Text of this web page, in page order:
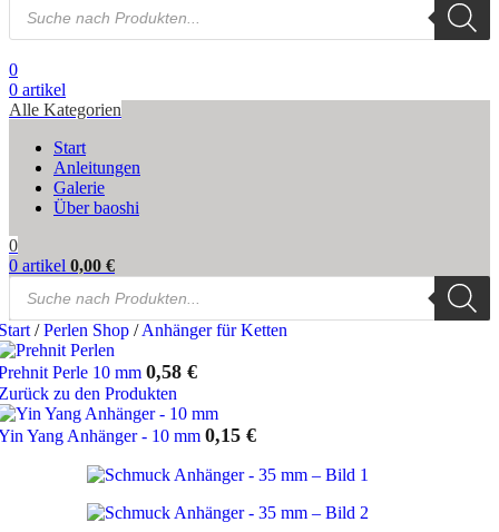
search
0
0 artikel
Alle Kategorien
Start
Anleitungen
Galerie
Über baoshi
0
0 artikel 0,00 €
Products
search
/ Perlen Shop / Anhänger für Ketten
Perle 10 mm 0,58 €
zu den Produkten
Yang Anhänger - 10 mm 0,15 €